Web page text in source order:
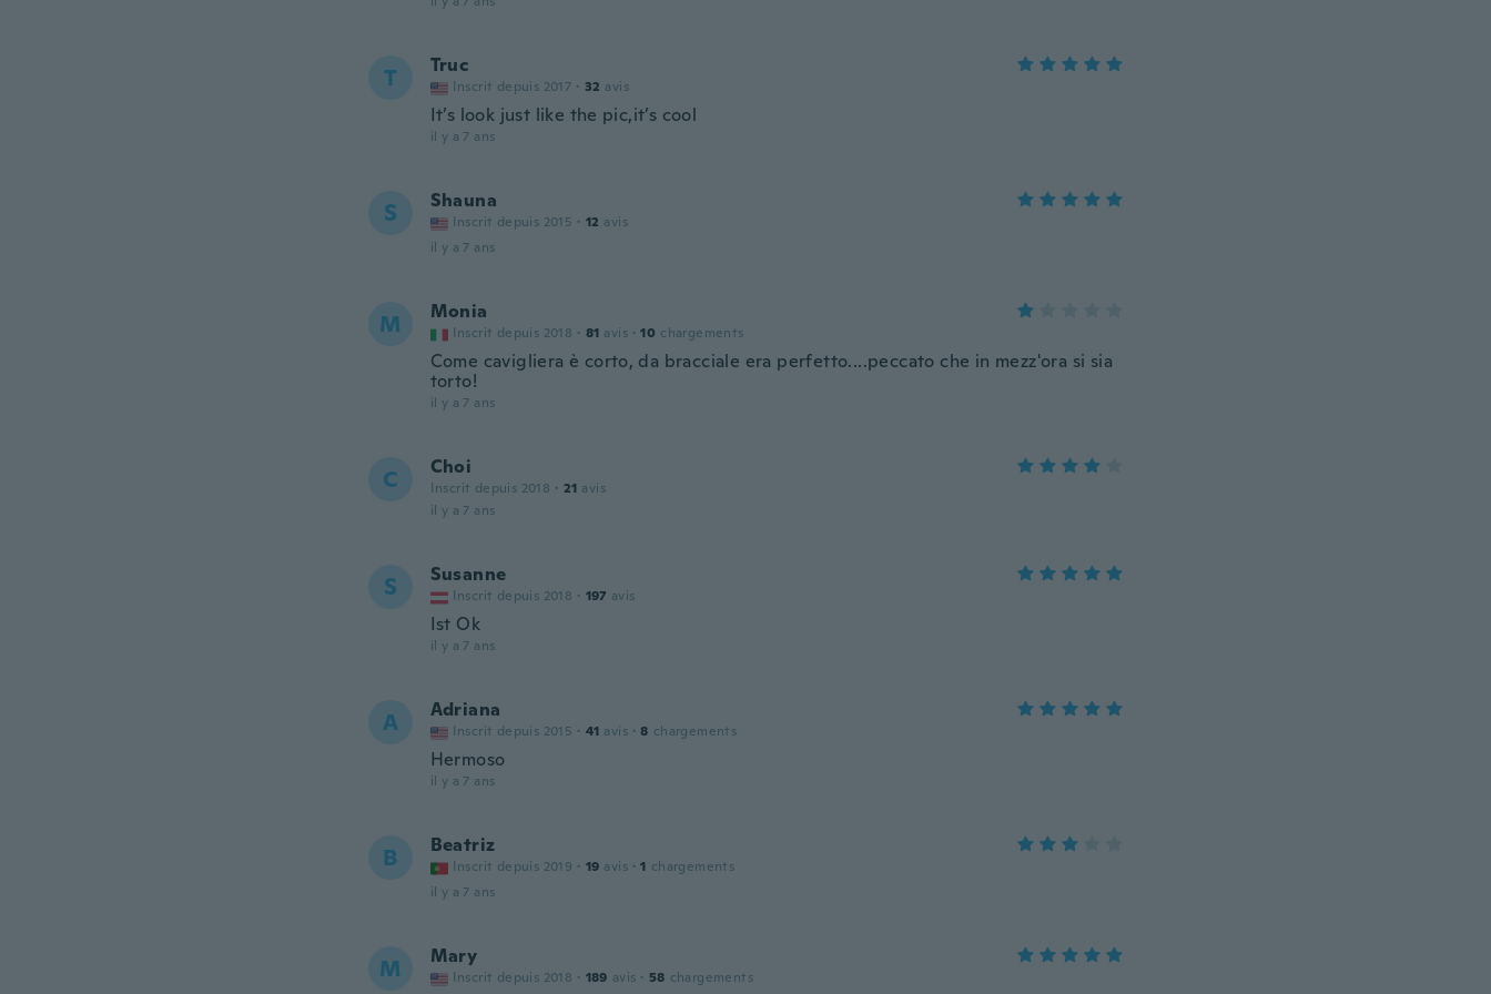
T Truc
Inscrit depuis 2017 · 32 avis
It’s look just like the pic,it’s cool
il y a 7 ans
S Shauna
Inscrit depuis 2015 · 12 avis
il y a 7 ans
M Monia
Inscrit depuis 2018 · 81 avis · 10 chargements
Come cavigliera è corto, da bracciale era perfetto....peccato che in mezz'ora si sia
torto!
il y a 7 ans
C Choi
Inscrit depuis 2018 · 21 avis
il y a 7 ans
S Susanne
Inscrit depuis 2018 · 197 avis
Ist Ok
il y a 7 ans
A Adriana
Inscrit depuis 2015 · 41 avis · 8 chargements
Hermoso
il y a 7 ans
B Beatriz
Inscrit depuis 2019 · 19 avis · 1 chargements
il y a 7 ans
M Mary
Inscrit depuis 2018 · 189 avis · 58 chargements